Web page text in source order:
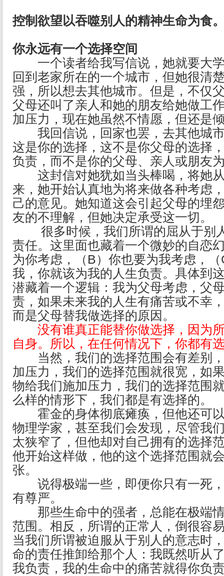
控制欲望以吞噬别人的精神生命为食
你永远有一个选择空间
一个读者给我写信说，她就要大学
回到老家所在的一个城市，但她很清
强，所以想去其他城市。但是，不仅
父母还叫了亲人和她的朋友给她做工
加压力，现在她虽然不情愿，但还是
我回信说，回家也罢，去其他城市
这是你的选择，这不是你父母的选择
负责，而不是你的父母、亲人或朋友
这封信对她犹如当头棒喝，将她从
来，她开始认真地为将来做各种考虑
己的意见。她知道这会引起父母的埋
友的不理解，但她决定承受这一切。
很多时候，我们所谓的屈从于别
责任。这里面也藏着一个微妙的自恋
为你考虑，（B）你也要为我考虑，
我，你就该为我的人生负责。具体到
潜藏着一个逻辑：我为父母考虑，父
责，如果未来我的人生有痛苦或不幸
而是父母替我做选择的原因。
没有谁真正能替你做选择，因为
自身。所以，在任何情况下，你都有
当然，我们的选择范围会有差别，
加压力，我们的选择范围就很宽，如
物给我们施加压力，我们的选择范围
么样的情形下，我们都是有选择的。
霍金的身体彻底瘫痪，但他还可以
物理学家，甚至我们会发现，尽管我
太狭窄了，但他却对自己拥有的选择
他开始这样做，他的这个选择范围就
张。
说得极端一些，即便你只有一死，
有尊严。
那些生命中的强者，总能在极端情
范围。相反，所谓的正常人，倒很容
当我们所谓被迫服从于别人的意志时
命的责任推卸给那个人：我既然听从
我负责，我的生命中的痛苦就得你负